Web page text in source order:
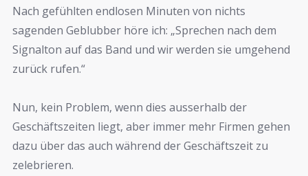
Nach gefühlten endlosen Minuten von nichts
sagenden Geblubber höre ich: „Sprechen nach dem
Signalton auf das Band und wir werden sie umgehend
zurück rufen.“
Nun, kein Problem, wenn dies ausserhalb der
Geschäftszeiten liegt, aber immer mehr Firmen gehen
dazu über das auch während der Geschäftszeit zu
zelebrieren.